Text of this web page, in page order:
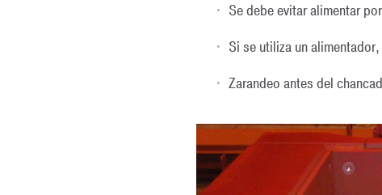
Se debe evitar alimentar
Si se utiliza un
Zarandeo antes del